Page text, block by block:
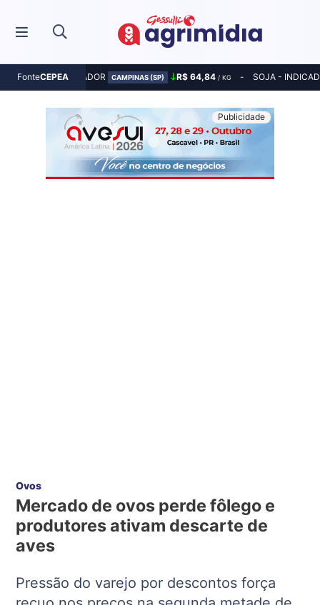
FonteCEPEA
MILHO - INDICADOR CAMPINAS (SP) R$ 64,84 / KG SOJA -
Ovos
Mercado de ovos perde fôlego e
produtores ativam descarte de
aves
Pressão do varejo por descontos força